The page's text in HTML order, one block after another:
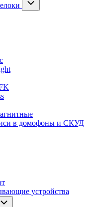
в домофоны и СКУД
устройства